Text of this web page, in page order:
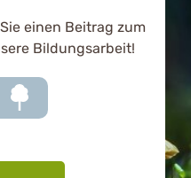
einen Beitrag zum
Bildungsarbeit!